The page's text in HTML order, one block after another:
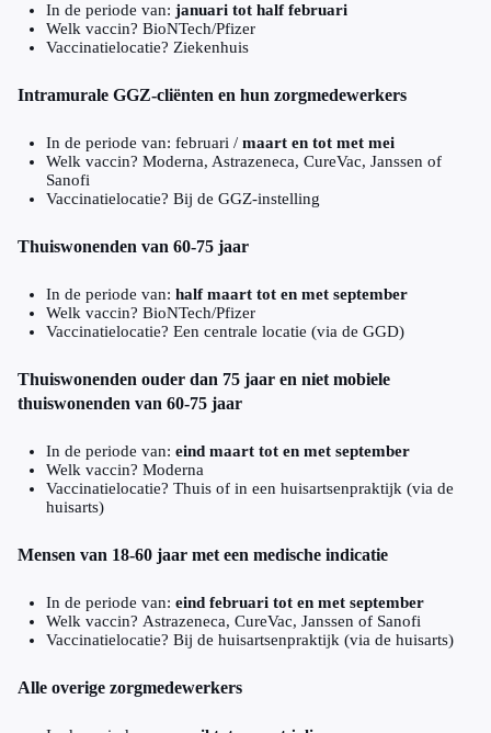
In de periode van: januari tot half februari
Welk vaccin? BioNTech/Pfizer
Vaccinatielocatie? Ziekenhuis
Intramurale GGZ-cliënten en hun zorgmedewerkers
In de periode van: februari / maart en tot met mei
Welk vaccin? Moderna, Astrazeneca, CureVac, Janssen of
Sanofi
Vaccinatielocatie? Bij de GGZ-instelling
Thuiswonenden van 60-75 jaar
In de periode van: half maart tot en met september
Welk vaccin? BioNTech/Pfizer
Vaccinatielocatie? Een centrale locatie (via de GGD)
Thuiswonenden ouder dan 75 jaar en niet mobiele
thuiswonenden van 60-75 jaar
In de periode van: eind maart tot en met september
Welk vaccin? Moderna
Vaccinatielocatie? Thuis of in een huisartsenpraktijk (via de
huisarts)
Mensen van 18-60 jaar met een medische indicatie
In de periode van: eind februari tot en met september
Welk vaccin? Astrazeneca, CureVac, Janssen of Sanofi
Vaccinatielocatie? Bij de huisartsenpraktijk (via de huisarts)
Alle overige zorgmedewerkers